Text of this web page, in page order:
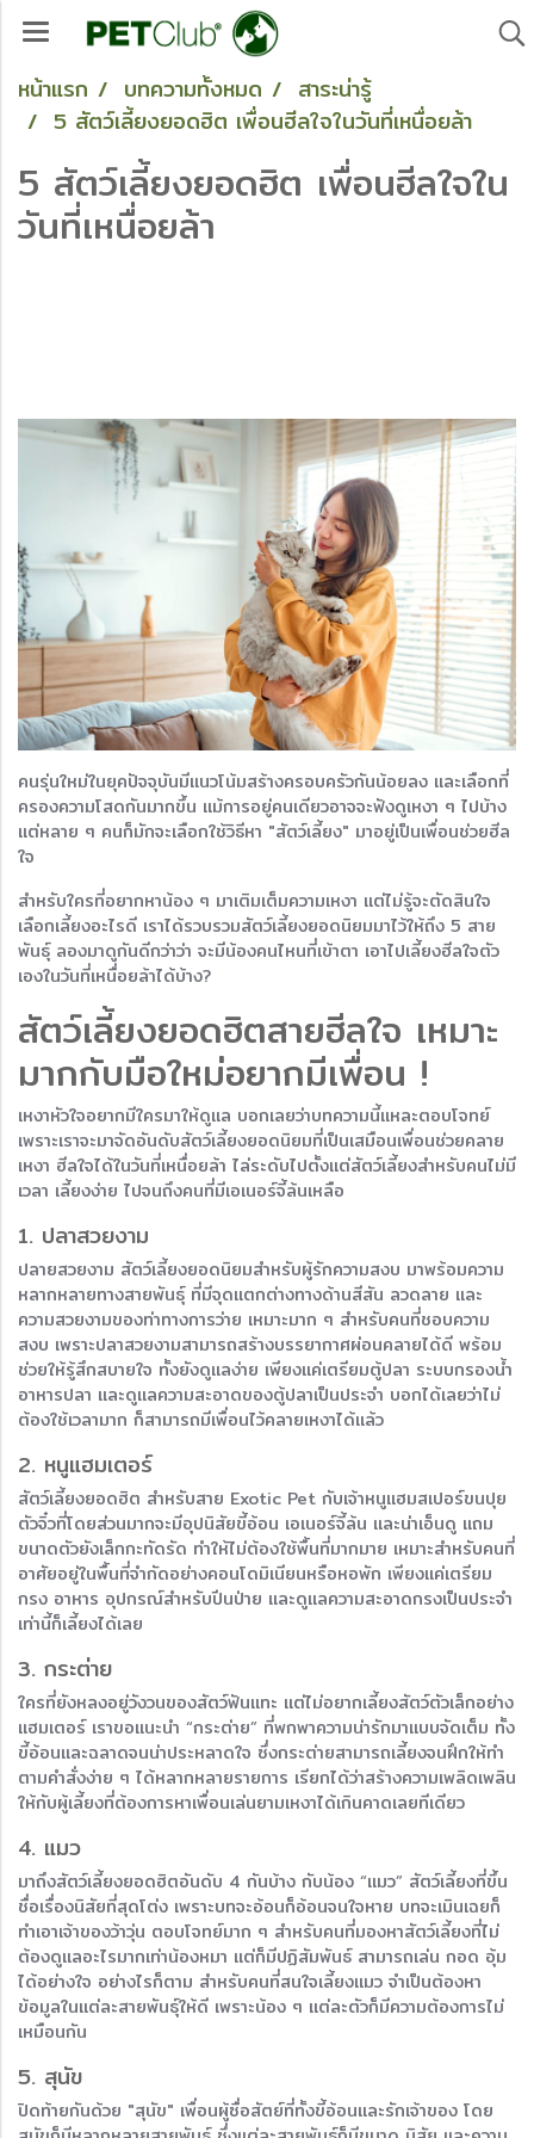
หน้าแรก บทความทั้งหมด
สาระน่ารู้
5 สัตว์เลี้ยงยอดฮิต เพื่อนฮีลใจในวันที่เหนื่อยล้า
5 สัตว์เลี้ยงยอดฮิต เพื่อนฮีลใจใน
วันที่เหนื่อยล้า
คนรุ่นใหม่ในยุคปัจจุบันมีแนวโน้มสร้างครอบครัวกันน้อยลง และเลือกที่
ครองความโสดกันมากขึ้น แม้การอยู่คนเดียวอาจจะฟังดูเหงา ๆ ไปบ้าง
แต่หลาย ๆ คนก็มักจะเลือกใช้วิธีหา "สัตว์เลี้ยง" มาอยู่เป็นเพื่อนช่วยฮีล
ใจ
สำหรับใครที่อยากหาน้อง ๆ มาเติมเต็มความเหงา แต่ไม่รู้จะตัดสินใจ
เลือกเลี้ยงอะไรดี เราได้รวบรวมสัตว์เลี้ยงยอดนิยมมาไว้ให้ถึง 5 สาย
พันธุ์ ลองมาดูกันดีกว่าว่า จะมีน้องคนไหนที่เข้าตา เอาไปเลี้ยงฮีลใจตัว
เองในวันที่เหนื่อยล้าได้บ้าง?
สัตว์เลี้ยงยอดฮิตสายฮีลใจ เหมาะ
มากกับมือใหม่อยากมีเพื่อน !
เหงาหัวใจอยากมีใครมาให้ดูแล บอกเลยว่าบทความนี้แหละตอบโจทย์
เพราะเราจะมาจัดอันดับสัตว์เลี้ยงยอดนิยมที่เป็นเสมือนเพื่อนช่วยคลาย
เหงา ฮีลใจได้ในวันที่เหนื่อยล้า ไล่ระดับไปตั้งแต่สัตว์เลี้ยงสำหรับคนไม่มี
เวลา เลี้ยงง่าย ไปจนถึงคนที่มีเอเนอร์จี้ล้นเหลือ
1. ปลาสวยงาม
ปลายสวยงาม สัตว์เลี้ยงยอดนิยมสำหรับผู้รักความสงบ มาพร้อมความ
หลากหลายทางสายพันธุ์ ที่มีจุดแตกต่างทางด้านสีสัน ลวดลาย และ
ความสวยงามของท่าทางการว่าย เหมาะมาก ๆ สำหรับคนที่ชอบความ
สงบ เพราะปลาสวยงามสามารถสร้างบรรยากาศผ่อนคลายได้ดี พร้อม
ช่วยให้รู้สึกสบายใจ ทั้งยังดูแลง่าย เพียงแค่เตรียมตู้ปลา ระบบกรองน้ำ
อาหารปลา และดูแลความสะอาดของตู้ปลาเป็นประจำ บอกได้เลยว่าไม่
ต้องใช้เวลามาก ก็สามารถมีเพื่อนไว้คลายเหงาได้แล้ว
2. หนูแฮมเตอร์
สัตว์เลี้ยงยอดฮิต สำหรับสาย Exotic Pet กับเจ้าหนูแฮมสเปอร์ขนปุย
ตัวจิ๋วที่โดยส่วนมากจะมีอุปนิสัยขี้อ้อน เอเนอร์จี้ล้น และน่าเอ็นดู แถม
ขนาดตัวยังเล็กกะทัดรัด ทำให้ไม่ต้องใช้พื้นที่มากมาย เหมาะสำหรับคนที่
อาศัยอยู่ในพื้นที่จำกัดอย่างคอนโดมิเนียนหรือหอพัก เพียงแค่เตรียม
กรง อาหาร อุปกรณ์สำหรับปีนป่าย และดูแลความสะอาดกรงเป็นประจำ
เท่านี้ก็เลี้ยงได้เลย
3. กระต่าย
ใครที่ยังหลงอยู่วังวนของสัตว์ฟันแทะ แต่ไม่อยากเลี้ยงสัตว์ตัวเล็กอย่าง
แฮมเตอร์ เราขอแนะนำ “กระต่าย” ที่พกพาความน่ารักมาแบบจัดเต็ม ทั้ง
ขี้อ้อนและฉลาดจนน่าประหลาดใจ ซึ่งกระต่ายสามารถเลี้ยงจนฝึกให้ทำ
ตามคำสั่งง่าย ๆ ได้หลากหลายรายการ เรียกได้ว่าสร้างความเพลิดเพลิน
ให้กับผู้เลี้ยงที่ต้องการหาเพื่อนเล่นยามเหงาได้เกินคาดเลยทีเดียว
4. แมว
มาถึงสัตว์เลี้ยงยอดฮิตอันดับ 4 กันบ้าง กับน้อง “แมว” สัตว์เลี้ยงที่ขึ้น
ชื่อเรื่องนิสัยที่สุดโต่ง เพราะบทจะอ้อนก็อ้อนจนใจหาย บทจะเมินเฉยก็
ทำเอาเจ้าของว้าวุ่น ตอบโจทย์มาก ๆ สำหรับคนที่มองหาสัตว์เลี้ยงที่ไม่
ต้องดูแลอะไรมากเท่าน้องหมา แต่ก็มีปฏิสัมพันธ์ สามารถเล่น กอด อุ้ม
ได้อย่างใจ อย่างไรก็ตาม สำหรับคนที่สนใจเลี้ยงแมว จำเป็นต้องหา
ข้อมูลในแต่ละสายพันธุ์ให้ดี เพราะน้อง ๆ แต่ละตัวก็มีความต้องการไม่
เหมือนกัน
5. สุนัข
ปิดท้ายกันด้วย "สุนัข" เพื่อนผู้ซื่อสัตย์ที่ทั้งขี้อ้อนและรักเจ้าของ โดย